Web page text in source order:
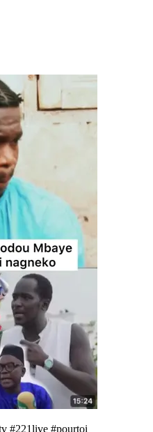
#221live #pourtoi